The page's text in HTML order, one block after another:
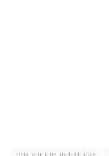
mais-vendidos-motocicletas